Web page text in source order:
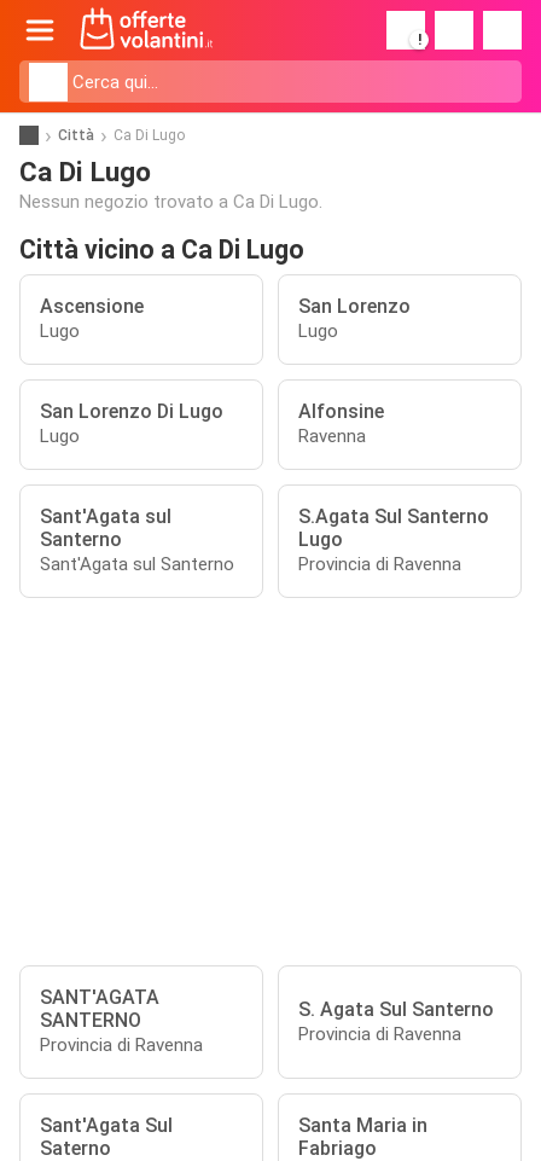
!
Città Ca Di Lugo
Ca Di Lugo
Nessun negozio trovato a Ca Di Lugo.
Città vicino a Ca Di Lugo
Ascensione
Lugo
San Lorenzo
Lugo
San Lorenzo Di Lugo
Lugo
Alfonsine
Ravenna
Sant'Agata sul
Santerno
Sant'Agata sul Santerno
S.Agata Sul Santerno
Lugo
Provincia di Ravenna
SANT'AGATA
SANTERNO
Provincia di Ravenna
S. Agata Sul Santerno
Provincia di Ravenna
Sant'Agata Sul
Saterno
Santa Maria in
Fabriago